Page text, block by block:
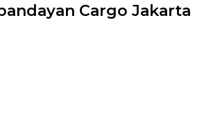
Cargo Jakarta